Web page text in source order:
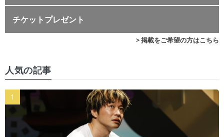
チケットプレゼント
> 掲載をご希望の方はこちら
人気の記事